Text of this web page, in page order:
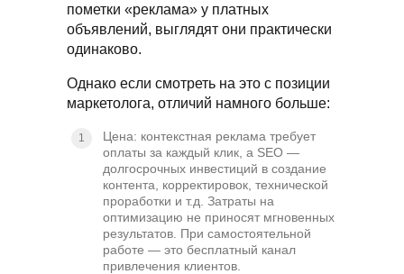
пометки «реклама» у платных
объявлений, выглядят они практически
одинаково.
Однако если смотреть на это с позиции
маркетолога, отличий намного больше:
Цена: контекстная реклама требует
оплаты за каждый клик, а SEO —
долгосрочных инвестиций в создание
контента, корректировок, технической
проработки и т.д. Затраты на
оптимизацию не приносят мгновенных
результатов. При самостоятельной
работе — это бесплатный канал
привлечения клиентов.